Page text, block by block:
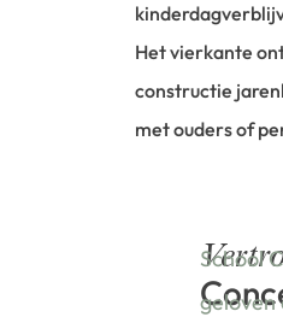
Het vierkante
constructie
met ouders of
School
geloven